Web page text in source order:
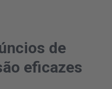
de
eficazes